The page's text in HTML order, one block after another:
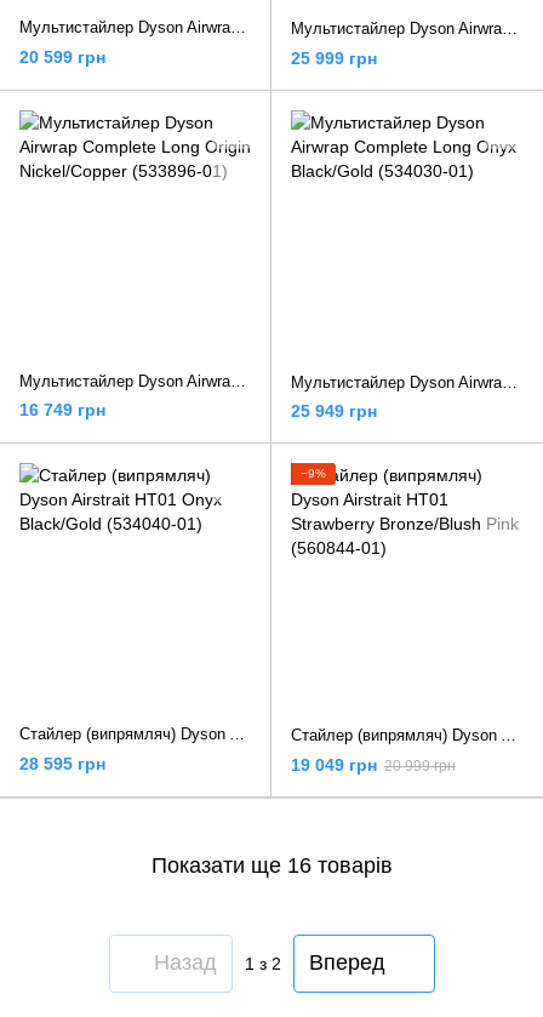
20 599 грн 25 999 грн
16 749 грн 25 949 грн
Стайлер (випрямляч) Dyson Airstrait HT01 Onyx Black/Gold (534040-01)
28 595 грн
−9%
Стайлер (випрямляч) Dyson Airstrait HT01 Strawberry Bronze/Blush Pink (560844-01)
19 049 грн 20 999 грн
Показати ще 16 товарів
Назад 1 з 2 Вперед